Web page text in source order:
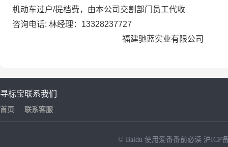
机动车过户/提档费，由本公司交割部门员工代收
咨询电话: 林经理 ： 13328237727
福建驰蓝实业有限公司
寻标宝
首页
联系我们
联系客服
© Baidu 使用爱番番前必读 沪ICP